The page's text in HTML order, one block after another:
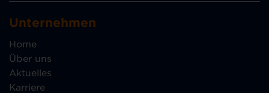
Unternehmen
Home
Über uns
Aktuelles
Karriere